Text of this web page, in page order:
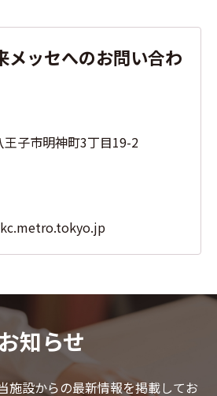
メッセへのお問い合わ
子市明神町3丁目19-2
お知らせ
施設からの最新情報を掲載してお